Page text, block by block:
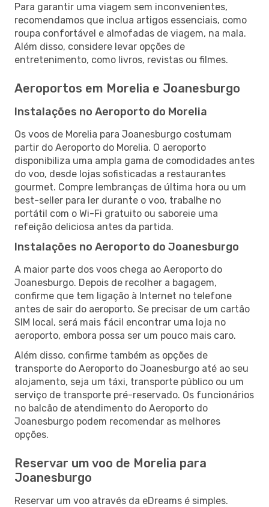
Para garantir uma viagem sem inconvenientes,
recomendamos que inclua artigos essenciais, como
roupa confortável e almofadas de viagem, na mala.
Além disso, considere levar opções de
entretenimento, como livros, revistas ou filmes.
Aeroportos em Morelia e Joanesburgo
Instalações no Aeroporto do Morelia
Os voos de Morelia para Joanesburgo costumam
partir do Aeroporto do Morelia. O aeroporto
disponibiliza uma ampla gama de comodidades antes
do voo, desde lojas sofisticadas a restaurantes
gourmet. Compre lembranças de última hora ou um
best-seller para ler durante o voo, trabalhe no
portátil com o Wi-Fi gratuito ou saboreie uma
refeição deliciosa antes da partida.
Instalações no Aeroporto do Joanesburgo
A maior parte dos voos chega ao Aeroporto do
Joanesburgo. Depois de recolher a bagagem,
confirme que tem ligação à Internet no telefone
antes de sair do aeroporto. Se precisar de um cartão
SIM local, será mais fácil encontrar uma loja no
aeroporto, embora possa ser um pouco mais caro.
Além disso, confirme também as opções de
transporte do Aeroporto do Joanesburgo até ao seu
alojamento, seja um táxi, transporte público ou um
serviço de transporte pré-reservado. Os funcionários
no balcão de atendimento do Aeroporto do
Joanesburgo podem recomendar as melhores
opções.
Reservar um voo de Morelia para
Joanesburgo
Reservar um voo através da eDreams é simples.